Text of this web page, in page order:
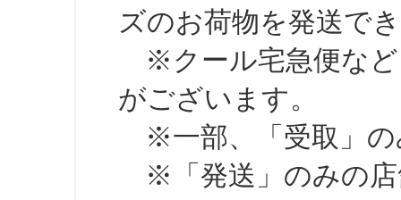
ズのお荷物を発送で
※クール宅急便など
がございます。
※一部、「受取」の
※「発送」のみの店